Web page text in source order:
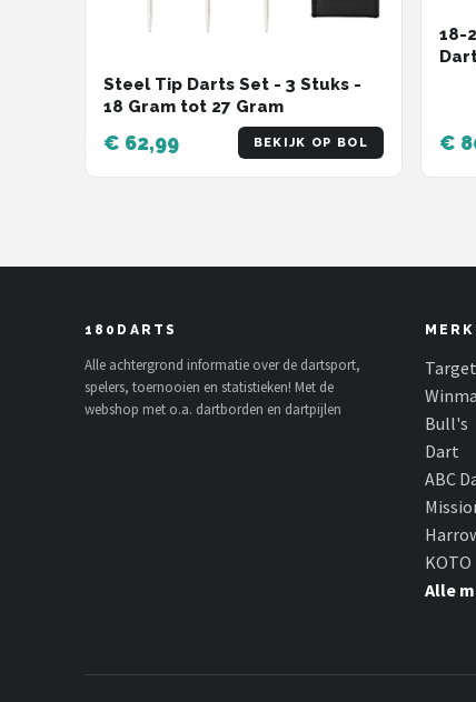
Mission
Harrows
Unicorn
Red Dragon
Alle merken →
Steel Tip Darts Set - 3 Stuks -
18 Gram tot 27 Gram
€ 62,99 BEKIJK OP BOL
18-
€
180DARTS
Alle achtergrond informatie over de dartsport,
spelers, toernooien en statistieken! Met de
webshop met o.a. dartborden en dartpijlen
Target
Bull's
Dart
ABC
KOTO
Alle